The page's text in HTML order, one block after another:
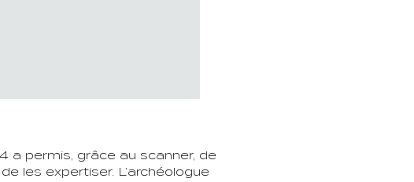
a permis, grâce au scanner, de
les expertiser. L’archéologue